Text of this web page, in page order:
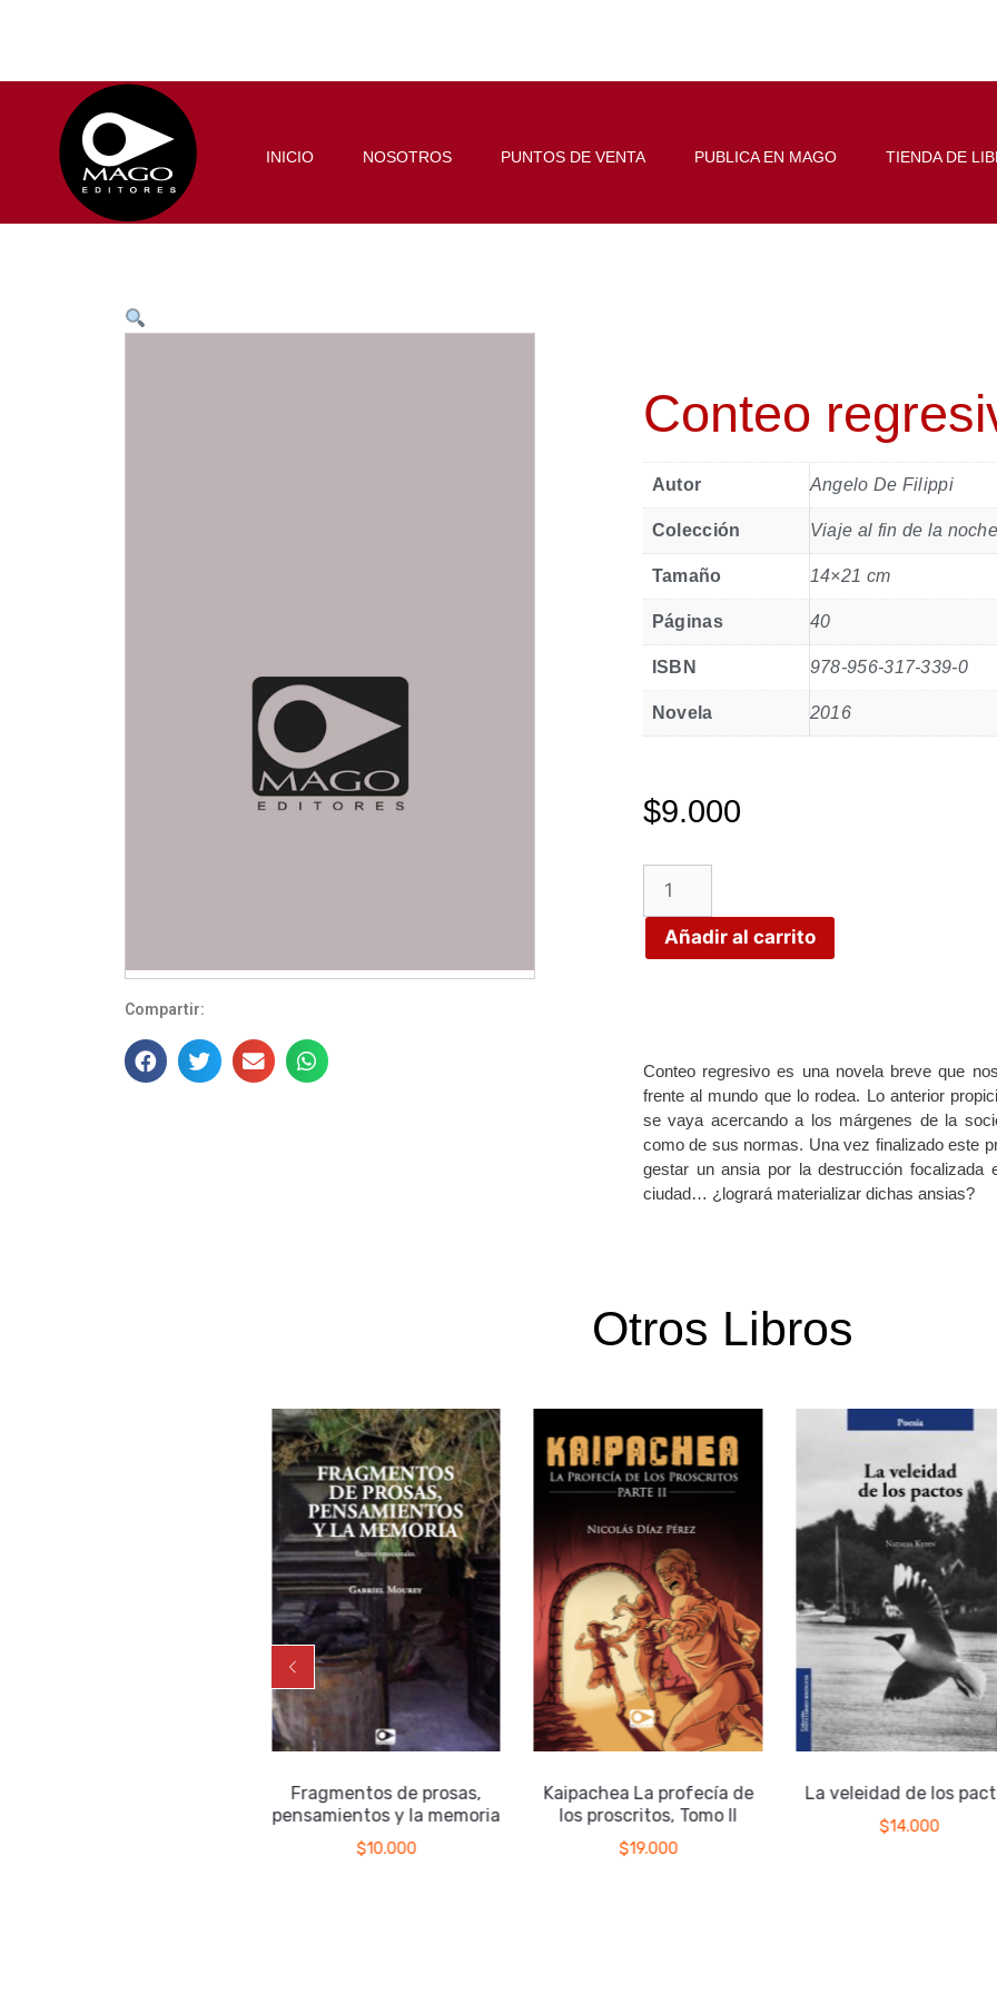
INICIO NOSOTROS PUNTOS DE VENTA PUBLICA EN MAGO TIENDA DE
Compartir:
Conteo
Autor Angelo De Filippi
Colección Viaje al fin de la
Tamaño 14×21 cm
Páginas 40
ISBN 978-956-317-339-0
Novela 2016
$9.000
Añadir al carrito
Conteo regresivo es una novela breve que
frente al mundo que lo rodea. Lo anterior
se vaya acercando a los márgenes de la
como de sus normas. Una vez finalizado este
gestar un ansia por la destrucción focalizada
ciudad… ¿logrará materializar dichas ansias?
Otros Libros
Fragmentos de prosas,
pensamientos y la memoria
$10.000
Kaipachea La profecía de
los proscritos, Tomo II
$19.000
La veleidad de los
$14.000